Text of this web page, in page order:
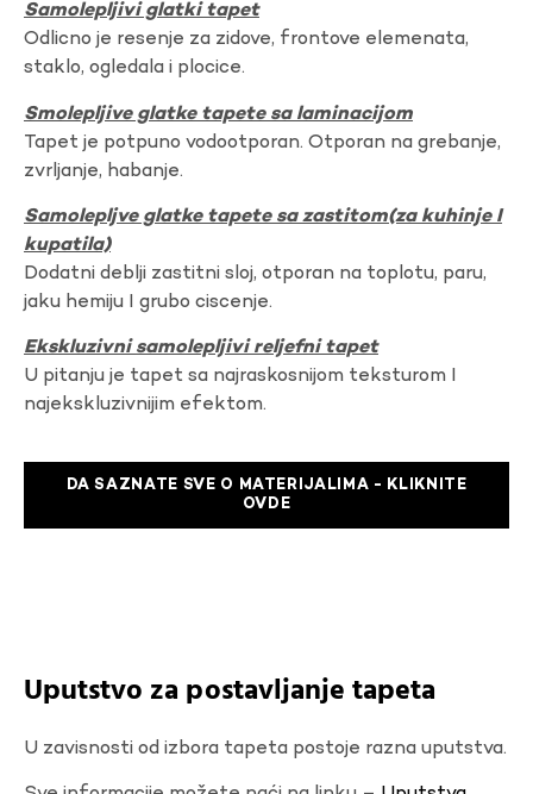
Samolepljivi glatki tapet
Odlicno je resenje za zidove, frontove elemenata,
staklo, ogledala i plocice.
Smolepljive glatke tapete sa laminacijom
Tapet je potpuno vodootporan. Otporan na grebanje,
zvrljanje, habanje.
Samolepljve glatke tapete sa zastitom(za kuhinje I
kupatila)
Dodatni deblji zastitni sloj, otporan na toplotu, paru,
jaku hemiju I grubo ciscenje.
Ekskluzivni samolepljivi reljefni tapet
U pitanju je tapet sa najraskosnijom teksturom I
najekskluzivnijim efektom.
DA SAZNATE SVE O MATERIJALIMA - KLIKNITE
OVDE
Uputstvo za postavljanje tapeta
U zavisnosti od izbora tapeta postoje razna uputstva.